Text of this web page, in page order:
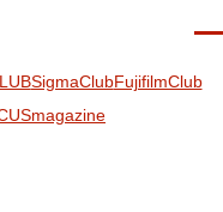
SigmaClubFujifilmClub